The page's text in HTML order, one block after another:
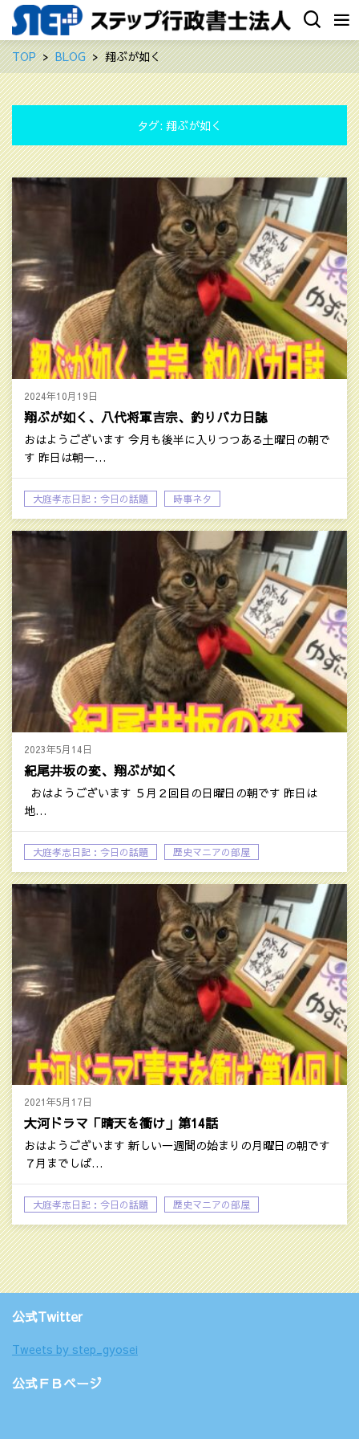
TOP BLOG 翔ぶが如く
タグ: 翔ぶが如く
2024年10月19日
翔ぶが如く、八代将軍吉宗、釣りバカ日誌
おはようございます 今月も後半に入りつつある土曜日の朝で
す 昨日は朝一…
大庭孝志日記：今日の話題 時事ネタ
2023年5月14日
紀尾井坂の変、翔ぶが如く
おはようございます ５月２回目の日曜日の朝です 昨日は
地…
大庭孝志日記：今日の話題 歴史マニアの部屋
2021年5月17日
大河ドラマ「晴天を衝け」第14話
おはようございます 新しい一週間の始まりの月曜日の朝です
７月までしば…
大庭孝志日記：今日の話題 歴史マニアの部屋
公式Twitter
Tweets by step_gyosei
公式ＦＢページ